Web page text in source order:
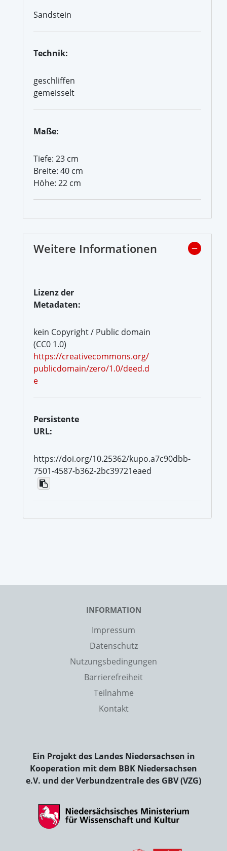
Sandstein
Technik:
geschliffen
gemeisselt
Maße:
Tiefe: 23 cm
Breite: 40 cm
Höhe: 22 cm
Weitere Informationen
Lizenz der
Metadaten:
kein Copyright / Public domain
(CC0 1.0)
https://creativecommons.org/
publicdomain/zero/1.0/deed.d
e
Persistente
URL:
https://doi.org/10.25362/kupo.a7c90dbb-
7501-4587-b362-2bc39721eaed
INFORMATION
Impressum
Datenschutz
Nutzungsbedingungen
Barrierefreiheit
Teilnahme
Kontakt
Ein Projekt des Landes Niedersachsen in
Kooperation mit dem BBK Niedersachsen
e.V. und der Verbundzentrale des GBV (VZG)